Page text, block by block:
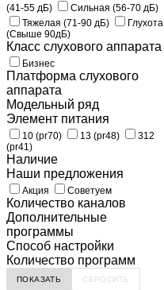
(41-55 дБ)
Сильная (56-70 дБ)
Тяжелая (71-90 дБ)
Глухота
(Свыше 90дБ)
Класс слухового аппарата
Бизнес
Платформа слухового
аппарата
Модельный ряд
Элемент питания
10 (pr70) 13 (pr48)
312
(pr41)
Наличие
Наши предложения
Акция Советуем
Количество каналов
Дополнительные
программы
Cпособ настройки
Количество программ